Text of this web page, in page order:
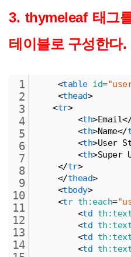
3. thymeleaf 태그
테이블로 구성한다.
1
2
3
4
5
6
7
8
9
10
11
12
13
14
<table id=
<thead>
<tr>
<th>Email<
<th>Name</
<th>User
<th>Super
</tr>
</thead>
<tbody>
<tr th:each=
<td
<td
<td
<td